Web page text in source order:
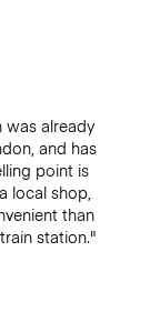
was already
and has
point is
local shop,
than
station."